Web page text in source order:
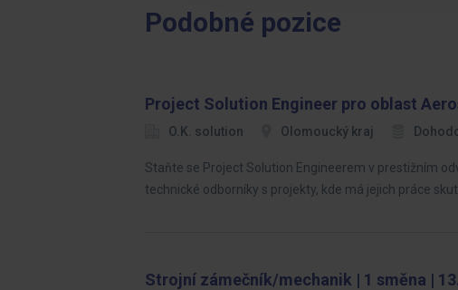
Podobné pozice
Project Solution Engineer pro oblast
O.K. solution Olomoucký kraj
Staňte se Project Solution Engineerem v prestižním
technické odborníky s projekty, kde má jejich práce
Strojní zámečník/mechanik | 1 směna |